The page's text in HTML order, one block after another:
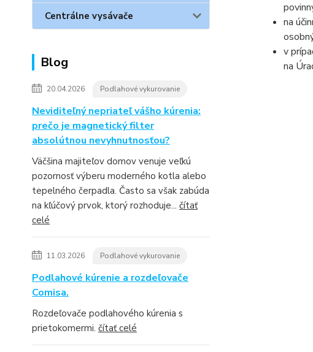
Centrálne vysávače
Blog
20.04.2026 Podlahové vykurovanie
Neviditeľný nepriateľ vášho kúrenia:
prečo je magnetický filter
absolútnou nevyhnutnosťou?
Väčšina majiteľov domov venuje veľkú
pozornosť výberu moderného kotla alebo
tepelného čerpadla. Často sa však zabúda
na kľúčový prvok, ktorý rozhoduje... čítať
celé
11.03.2026 Podlahové vykurovanie
Podlahové kúrenie a rozdeľovače
Comisa.
Rozdeľovače podlahového kúrenia s
prietokomermi. čítať celé
na
v
na